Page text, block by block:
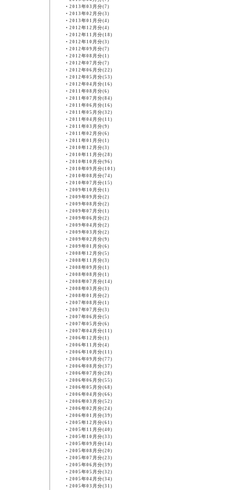
・ 2013年03月分(7)
・ 2013年02月分(3)
・ 2013年01月分(4)
・ 2012年12月分(4)
・ 2012年11月分(18)
・ 2012年10月分(3)
・ 2012年09月分(7)
・ 2012年08月分(1)
・ 2012年07月分(7)
・ 2012年06月分(22)
・ 2012年05月分(53)
・ 2012年04月分(16)
・ 2011年08月分(6)
・ 2011年07月分(84)
・ 2011年06月分(16)
・ 2011年05月分(32)
・ 2011年04月分(11)
・ 2011年03月分(9)
・ 2011年02月分(6)
・ 2011年01月分(1)
・ 2010年12月分(3)
・ 2010年11月分(28)
・ 2010年10月分(96)
・ 2010年09月分(101)
・ 2010年08月分(74)
・ 2010年07月分(15)
・ 2009年10月分(1)
・ 2009年09月分(2)
・ 2009年08月分(2)
・ 2009年07月分(1)
・ 2009年06月分(2)
・ 2009年04月分(2)
・ 2009年03月分(2)
・ 2009年02月分(9)
・ 2009年01月分(6)
・ 2008年12月分(5)
・ 2008年11月分(3)
・ 2008年09月分(1)
・ 2008年08月分(1)
・ 2008年07月分(14)
・ 2008年03月分(3)
・ 2008年01月分(2)
・ 2007年08月分(1)
・ 2007年07月分(3)
・ 2007年06月分(5)
・ 2007年05月分(6)
・ 2007年04月分(11)
・ 2006年12月分(1)
・ 2006年11月分(4)
・ 2006年10月分(11)
・ 2006年09月分(77)
・ 2006年08月分(37)
・ 2006年07月分(28)
・ 2006年06月分(55)
・ 2006年05月分(68)
・ 2006年04月分(66)
・ 2006年03月分(52)
・ 2006年02月分(24)
・ 2006年01月分(39)
・ 2005年12月分(61)
・ 2005年11月分(40)
・ 2005年10月分(33)
・ 2005年09月分(14)
・ 2005年08月分(20)
・ 2005年07月分(23)
・ 2005年06月分(39)
・ 2005年05月分(32)
・ 2005年04月分(34)
・ 2005年03月分(31)